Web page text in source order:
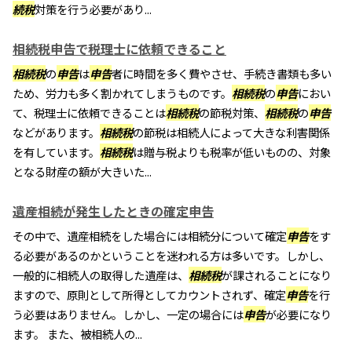
続税対策を行う必要があり...
相続税申告で税理士に依頼できること
相続税の申告は申告者に時間を多く費やさせ、手続き書類も多い
ため、労力も多く割かれてしまうものです。 相続税の申告におい
て、税理士に依頼できることは相続税の節税対策、 相続税の申告
などがあります。 相続税の節税は相続人によって大きな利害関係
を有しています。 相続税は贈与税よりも税率が低いものの、対象
となる財産の額が大きいた...
遺産相続が発生したときの確定申告
その中で、遺産相続をした場合には相続分について確定申告をす
る必要があるのかということを迷われる方は多いです。しかし、
一般的に相続人の取得した遺産は、 相続税が課されることになり
ますので、原則として所得としてカウントされず、確定申告を行
う必要はありません。しかし、一定の場合には申告が必要になり
ます。 また、被相続人の...